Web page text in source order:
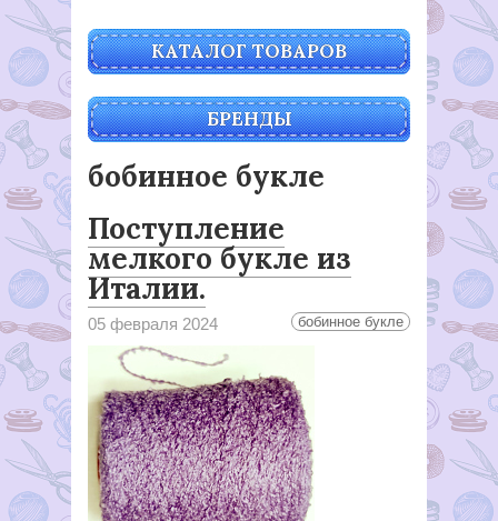
КАТАЛОГ ТОВАРОВ
БРЕНДЫ
бобинное букле
Поступление
мелкого букле из
Италии.
05 февраля 2024 бобинное букле